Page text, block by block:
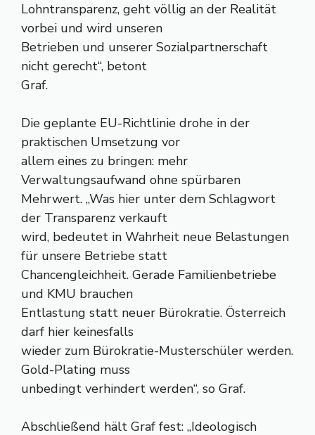
Lohntransparenz, geht völlig an der Realität
vorbei und wird unseren
Betrieben und unserer Sozialpartnerschaft
nicht gerecht“, betont
Graf.
Die geplante EU-Richtlinie drohe in der
praktischen Umsetzung vor
allem eines zu bringen: mehr
Verwaltungsaufwand ohne spürbaren
Mehrwert. „Was hier unter dem Schlagwort
der Transparenz verkauft
wird, bedeutet in Wahrheit neue Belastungen
für unsere Betriebe statt
Chancengleichheit. Gerade Familienbetriebe
und KMU brauchen
Entlastung statt neuer Bürokratie. Österreich
darf hier keinesfalls
wieder zum Bürokratie-Musterschüler werden.
Gold-Plating muss
unbedingt verhindert werden“, so Graf.
Abschließend hält Graf fest: „Ideologisch